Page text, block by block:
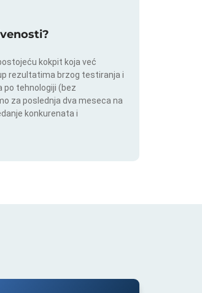
kokpit koja već
rezultatima brzog testiranja i
po tehnologiji (bez
za poslednja dva meseca na
konkurenata i